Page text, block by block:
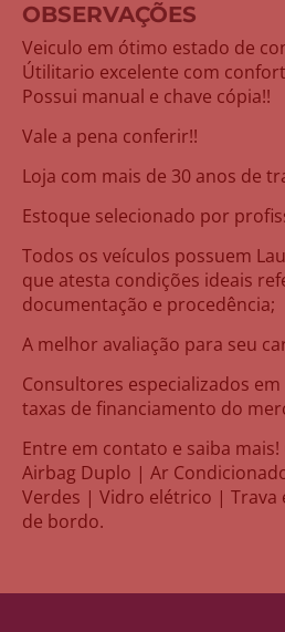
OBSERVAÇÕES
Veiculo em ótimo estado de
Útilitario excelente com
Possui manual e chave cópia!!
Vale a pena conferir!!
Loja com mais de 30 anos de
Estoque selecionado por
Todos os veículos possuem
que atesta condições ideais
documentação e procedência;
A melhor avaliação para seu
Consultores especializados
taxas de financiamento do
Entre em contato e saiba mais!
Airbag Duplo | Ar
Verdes | Vidro elétrico |
de bordo.